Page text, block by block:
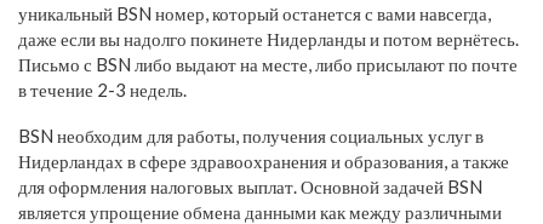
уникальный BSN номер, который останется с вами навсегда,
даже если вы надолго покинете Нидерланды и потом вернётесь.
Письмо с BSN либо выдают на месте, либо присылают по почте
в течение 2-3 недель.
BSN необходим для работы, получения социальных услуг в
Нидерландах в сфере здравоохранения и образования, а также
для оформления налоговых выплат. Основной задачей BSN
является упрощение обмена данными как между различными